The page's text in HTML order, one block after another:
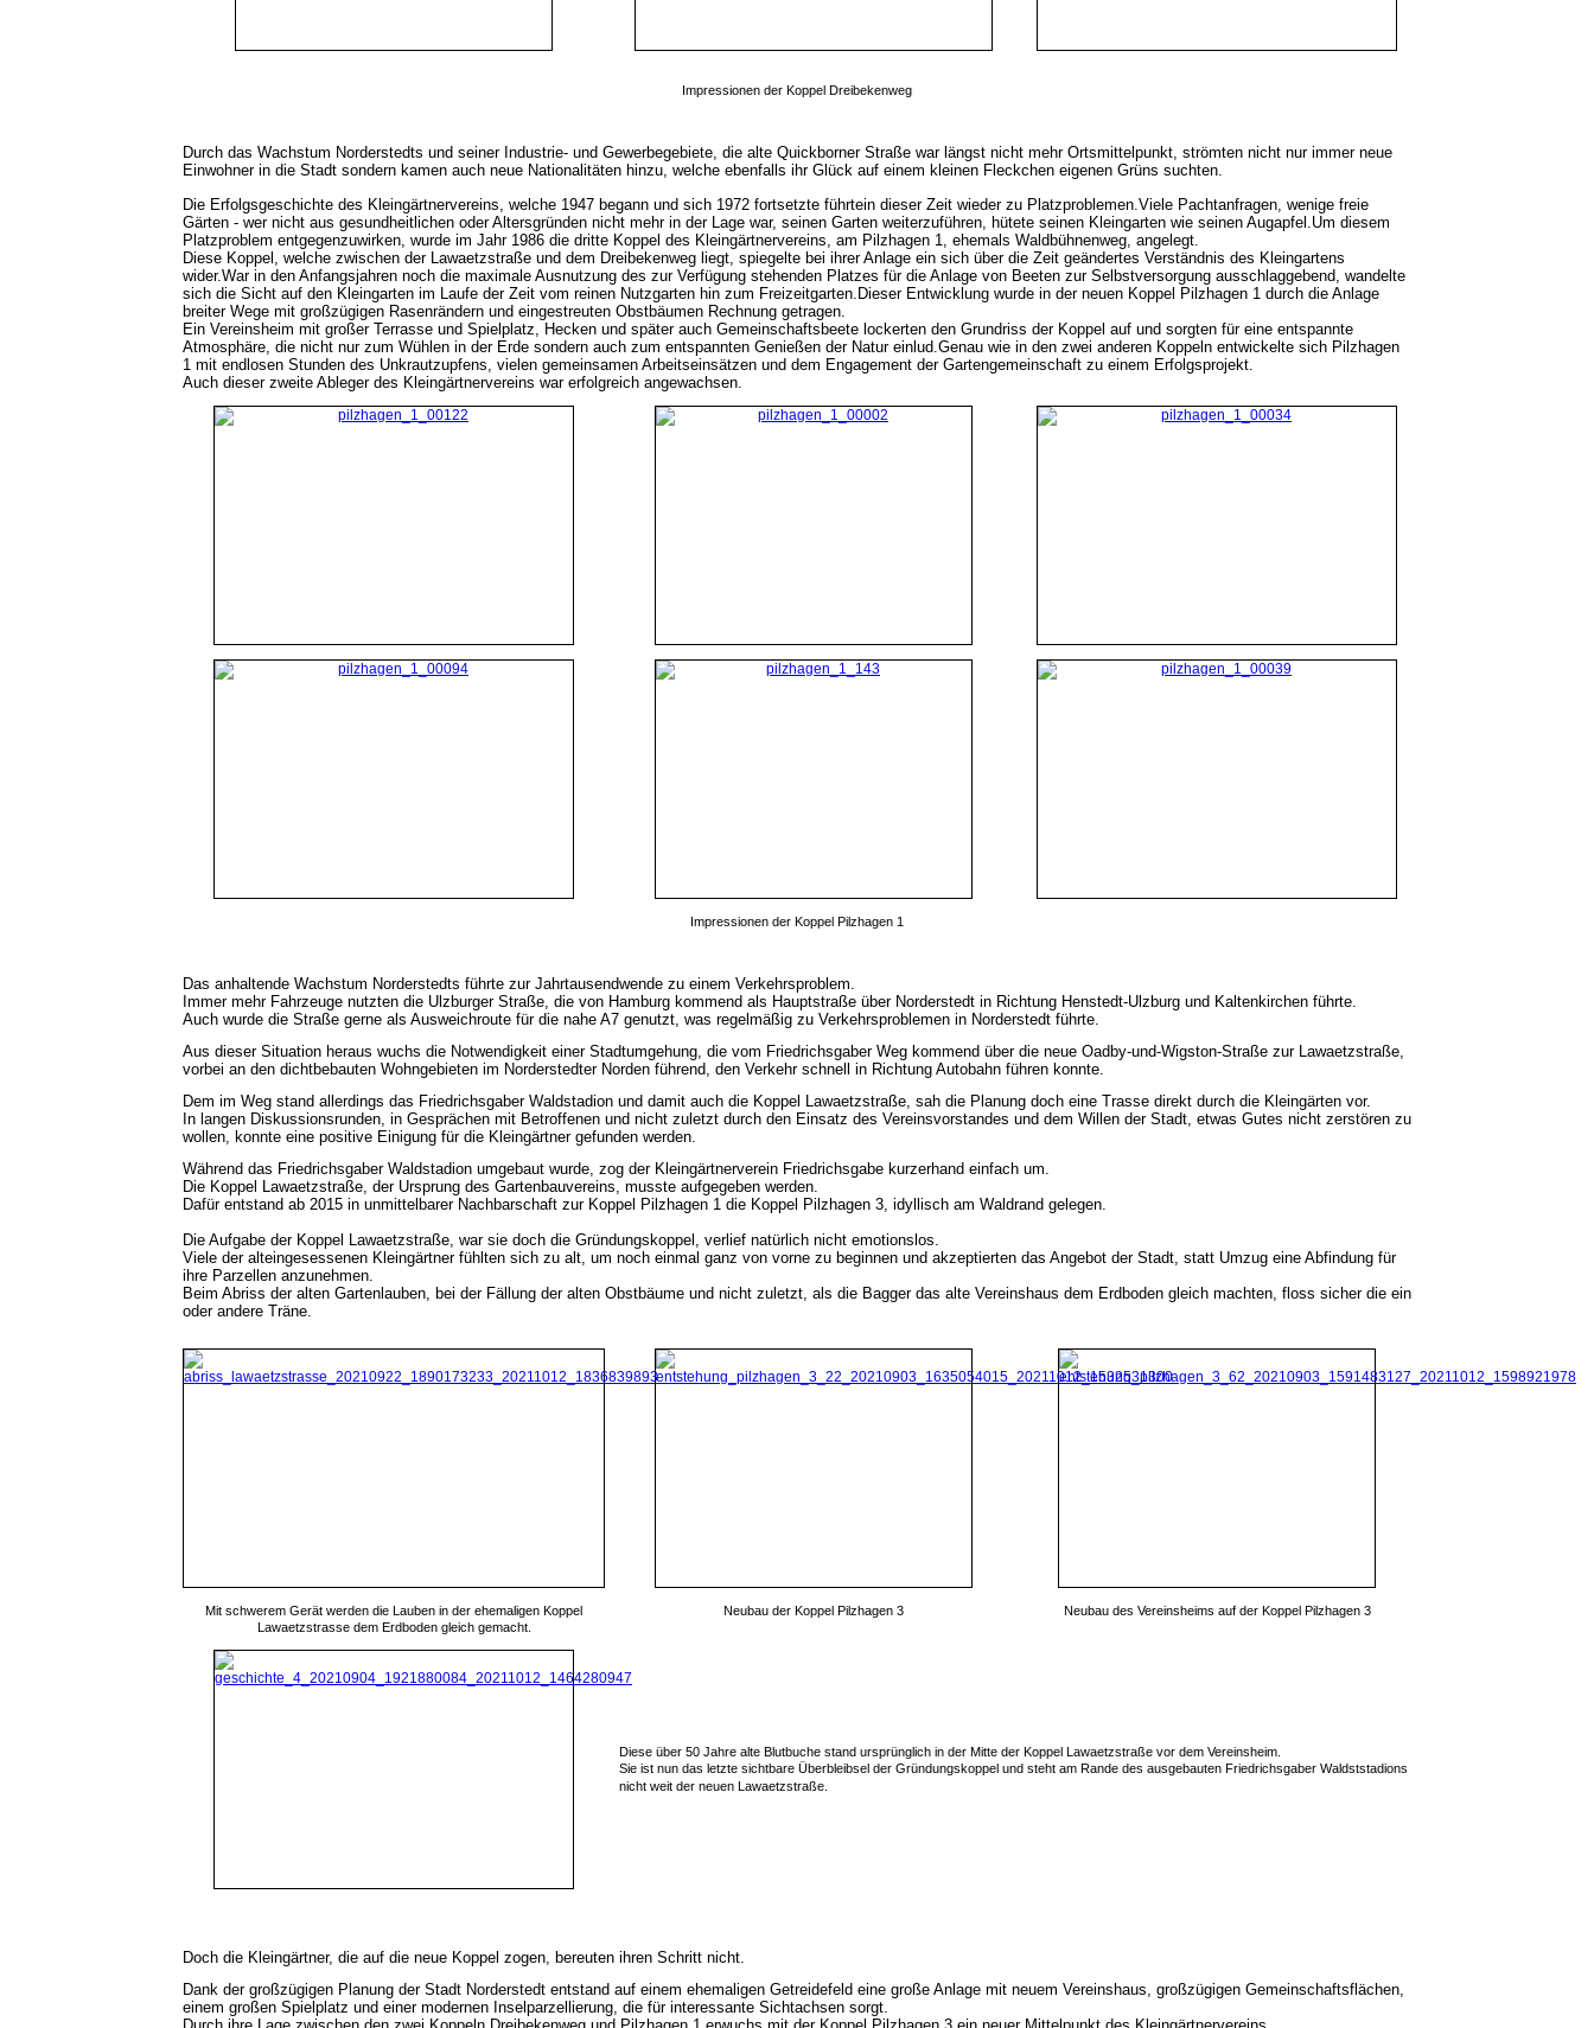
Impressionen der Koppel Dreibekenweg
Durch das Wachstum Norderstedts und seiner Industrie- und Gewerbegebiete, die alte Quickborner Straße war längst nicht mehr Ortsmittelpunkt, strömten nicht nur immer neue
Einwohner in die Stadt sondern kamen auch neue Nationalitäten hinzu, welche ebenfalls ihr Glück auf einem kleinen Fleckchen eigenen Grüns suchten.
Die Erfolgsgeschichte des Kleingärtnervereins, welche 1947 begann und sich 1972 fortsetzte führtein dieser Zeit wieder zu Platzproblemen.Viele Pachtanfragen, wenige freie
Gärten - wer nicht aus gesundheitlichen oder Altersgründen nicht mehr in der Lage war, seinen Garten weiterzuführen, hütete seinen Kleingarten wie seinen Augapfel.Um diesem
Platzproblem entgegenzuwirken, wurde im Jahr 1986 die dritte Koppel des Kleingärtnervereins, am Pilzhagen 1, ehemals Waldbühnenweg, angelegt.
Diese Koppel, welche zwischen der Lawaetzstraße und dem Dreibekenweg liegt, spiegelte bei ihrer Anlage ein sich über die Zeit geändertes Verständnis des Kleingartens
wider.War in den Anfangsjahren noch die maximale Ausnutzung des zur Verfügung stehenden Platzes für die Anlage von Beeten zur Selbstversorgung ausschlaggebend, wandelte
sich die Sicht auf den Kleingarten im Laufe der Zeit vom reinen Nutzgarten hin zum Freizeitgarten. Dieser Entwicklung wurde in der neuen Koppel Pilzhagen 1 durch die Anlage
breiter Wege mit großzügigen Rasenrändern und eingestreuten Obstbäumen Rechnung getragen.
Ein Vereinsheim mit großer Terrasse und Spielplatz, Hecken und später auch Gemeinschaftsbeete lockerten den Grundriss der Koppel auf und sorgten für eine entspannte
Atmosphäre, die nicht nur zum Wühlen in der Erde sondern auch zum entspannten Genießen der Natur einlud.Genau wie in den zwei anderen Koppeln entwickelte sich Pilzhagen
1 mit endlosen Stunden des Unkrautzupfens, vielen gemeinsamen Arbeitseinsätzen und dem Engagement der Gartengemeinschaft zu einem Erfolgsprojekt.
Auch dieser zweite Ableger des Kleingärtnervereins war erfolgreich angewachsen.
Impressionen der Koppel Pilzhagen 1
Das anhaltende Wachstum Norderstedts führte zur Jahrtausendwende zu einem Verkehrsproblem.
Immer mehr Fahrzeuge nutzten die Ulzburger Straße, die von Hamburg kommend als Hauptstraße über Norderstedt in Richtung Henstedt-Ulzburg und Kaltenkirchen führte.
Auch wurde die Straße gerne als Ausweichroute für die nahe A7 genutzt, was regelmäßig zu Verkehrsproblemen in Norderstedt führte.
Aus dieser Situation heraus wuchs die Notwendigkeit einer Stadtumgehung, die vom Friedrichsgaber Weg kommend über die neue Oadby-und-Wigston-Straße zur Lawaetzstraße,
vorbei an den dichtbebauten Wohngebieten im Norderstedter Norden führend, den Verkehr schnell in Richtung Autobahn führen konnte.
Dem im Weg stand allerdings das Friedrichsgaber Waldstadion und damit auch die Koppel Lawaetzstraße, sah die Planung doch eine Trasse direkt durch die Kleingärten vor.
In langen Diskussionsrunden, in Gesprächen mit Betroffenen und nicht zuletzt durch den Einsatz des Vereinsvorstandes und dem Willen der Stadt, etwas Gutes nicht zerstören zu
wollen, konnte eine positive Einigung für die Kleingärtner gefunden werden.
Während das Friedrichsgaber Waldstadion umgebaut wurde, zog der Kleingärtnerverein Friedrichsgabe kurzerhand einfach um.
Die Koppel Lawaetzstraße, der Ursprung des Gartenbauvereins, musste aufgegeben werden.
Dafür entstand ab 2015 in unmittelbarer Nachbarschaft zur Koppel Pilzhagen 1 die Koppel Pilzhagen 3, idyllisch am Waldrand gelegen.
Die Aufgabe der Koppel Lawaetzstraße, war sie doch die Gründungskoppel, verlief natürlich nicht emotionslos.
Viele der alteingesessenen Kleingärtner fühlten sich zu alt, um noch einmal ganz von vorne zu beginnen und akzeptierten das Angebot der Stadt, statt Umzug eine Abfindung für
ihre Parzellen anzunehmen.
Beim Abriss der alten Gartenlauben, bei der Fällung der alten Obstbäume und nicht zuletzt, als die Bagger das alte Vereinshaus dem Erdboden gleich machten, floss sicher die ein
oder andere Träne.
Mit schwerem Gerät werden die Lauben in der ehemaligen Koppel
Lawaetzstrasse dem Erdboden gleich gemacht.
Neubau der Koppel Pilzhagen 3 Neubau des Vereinsheims auf der Koppel Pilzhagen 3
Diese über 50 Jahre alte Blutbuche stand ursprünglich in der Mitte der Koppel Lawaetzstraße vor dem Vereinsheim.
Sie ist nun das letzte sichtbare Überbleibsel der Gründungskoppel und steht am Rande des ausgebauten Friedrichsgaber Waldststadions
nicht weit der neuen Lawaetzstraße.
Doch die Kleingärtner, die auf die neue Koppel zogen, bereuten ihren Schritt nicht.
Dank der großzügigen Planung der Stadt Norderstedt entstand auf einem ehemaligen Getreidefeld eine große Anlage mit neuem Vereinshaus, großzügigen Gemeinschaftsflächen,
einem großen Spielplatz und einer modernen Inselparzellierung, die für interessante Sichtachsen sorgt.